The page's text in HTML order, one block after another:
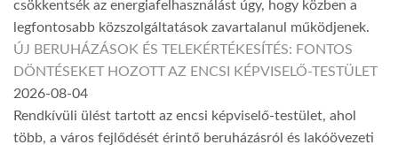
csökkentsék az energiafelhasználást úgy, hogy közben a
legfontosabb közszolgáltatások zavartalanul működjenek.
ÚJ BERUHÁZÁSOK ÉS TELEKÉRTÉKESÍTÉS: FONTOS
DÖNTÉSEKET HOZOTT AZ ENCSI KÉPVISELŐ-TESTÜLET
2026-08-04
Rendkívüli ülést tartott az encsi képviselő-testület, ahol
több, a város fejlődését érintő beruházásról és lakóövezeti